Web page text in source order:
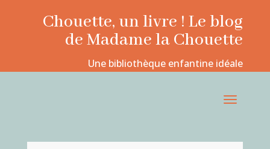
Chouette, un livre ! Le blog
de Madame la Chouette
Une bibliothèque enfantine idéale